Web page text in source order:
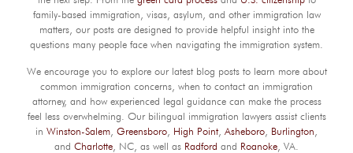
family-based immigration, visas, asylum, and other immigration law
matters, our posts are designed to provide helpful insight into the
questions many people face when navigating the immigration system.
We encourage you to explore our latest blog posts to learn more about
common immigration concerns, when to contact an immigration
attorney, and how experienced legal guidance can make the process
feel less overwhelming. Our bilingual immigration lawyers assist clients
in Winston-Salem Greensboro High Point, Asheboro Burlington
and Charlotte , NC, as well as Radford and Roanoke , VA.